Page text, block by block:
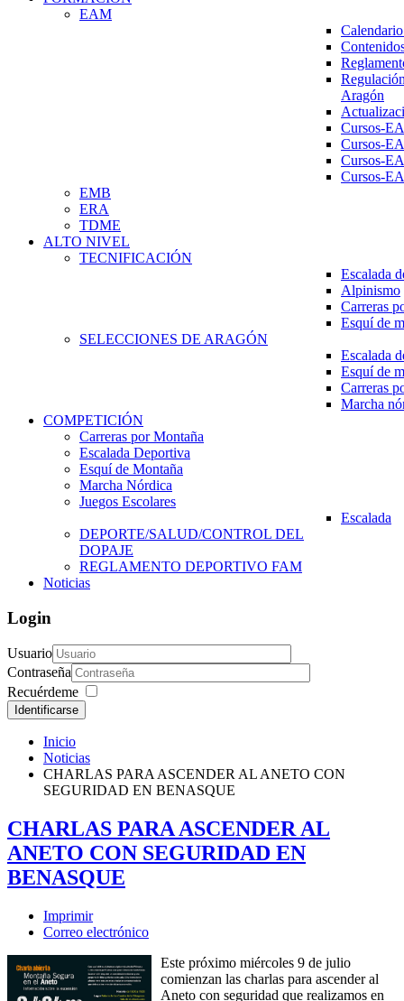
EAM
Aragón
Cursos-
Cursos-
Cursos-
Cursos-
EMB
ERA
TDME
ALTO NIVEL
TECNIFICACIÓN
Escalada
Alpinismo
Carreras
Esquí de
SELECCIONES DE ARAGÓN
Escalada
Esquí de
Carreras
Marcha
COMPETICIÓN
Carreras por Montaña
Escalada Deportiva
Esquí de Montaña
Marcha Nórdica
Juegos Escolares
Escalada
DEPORTE/SALUD/CONTROL DEL
DOPAJE
REGLAMENTO DEPORTIVO FAM
Noticias
Login
Usuario
Contraseña
Recuérdeme
Identificarse
Inicio
Noticias
CHARLAS PARA ASCENDER AL ANETO CON
SEGURIDAD EN BENASQUE
CHARLAS PARA ASCENDER AL
ANETO CON SEGURIDAD EN
BENASQUE
Imprimir
Correo electrónico
Este próximo miércoles 9 de julio
comienzan las charlas para ascender al
Aneto con seguridad que realizamos en